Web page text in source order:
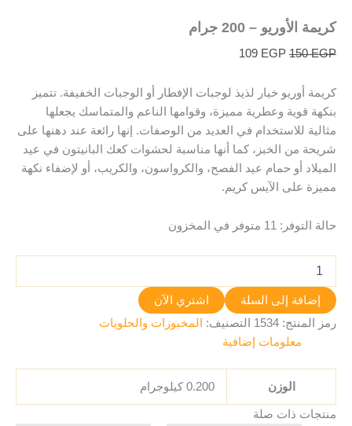
كريمة الأوريو – 200 جرام
150EGP
109 EGP
كريمة أوريو خيار لذيذ لوجبات الإفطار أو الوجبات الخفيفة. تتميز
بنكهة قوية وعطرية مميزة، وقوامها الناعم والمتماسك يجعلها
مثالية للاستخدام في العديد من الوصفات. إنها رائعة عند دهنها على
شريحة من الخبز، كما أنها مناسبة لحشوات كعك البانيتون في عيد
الميلاد أو حمام عيد الفصح، والكرواسون، والكريب، أو لإضفاء نكهة
مميزة على الآيس كريم.
حالة التوفر: 11 متوفر في المخزون
إضافة إلى السلة
اشتري الآن
رمز المنتج: 1534 التصنيف:
المخبوزات والحلويات
معلومات إضافية
الوزن 0.200 كيلوجرام
منتجات ذات صلة